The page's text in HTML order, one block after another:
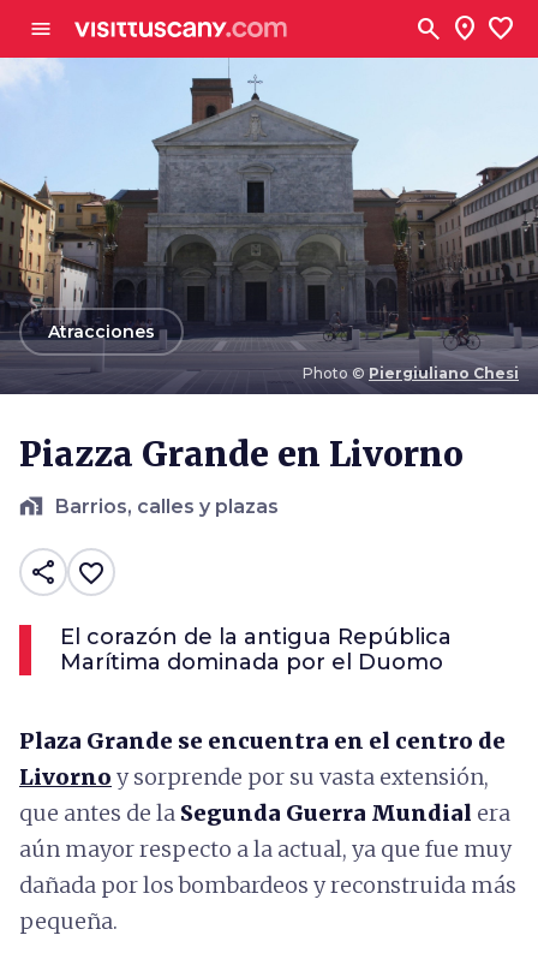
menu search location_on favorite
Photo © Piergiuliano Chesi
arrow_backAtracciones
Piazza Grande en Livorno
home_work Barrios, calles y plazas
share favorite_border
El corazón de la antigua República
Marítima dominada por el Duomo
Plaza Grande se encuentra en el centro de
Livorno y sorprende por su vasta extensión,
que antes de la Segunda Guerra Mundial era
aún mayor respecto a la actual, ya que fue muy
dañada por los bombardeos y reconstruida más
pequeña.